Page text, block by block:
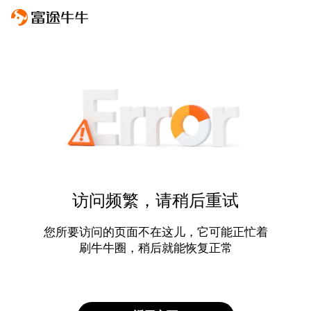
访问频繁，请稍后重试
您所要访问的页面不在这儿，它可能正忙着
刷牛牛圈，稍后就能恢复正常